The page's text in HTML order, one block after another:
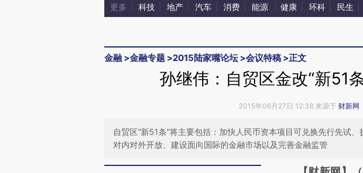
更多 科技 地产 汽车 消费 能源 健康 环科 民生
金融 >金融专题 >2015陆家嘴论坛 >会议特稿 >正文
孙继伟：自贸区金改“新51
2015年06月27日 12:38 来源于 财新网
自贸区“新51条”将主要包括：加快人民币资本项目可兑换先行先试
对内对外开放、建设面向国际的金融市场以及完善金融监管